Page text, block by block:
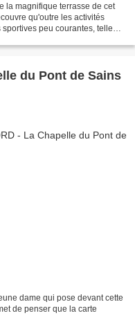
la magnifique terrasse de cet
qu'outre les activités
peu courantes, telles
du Pont de Sains
dame qui pose devant cette
de penser que la carte